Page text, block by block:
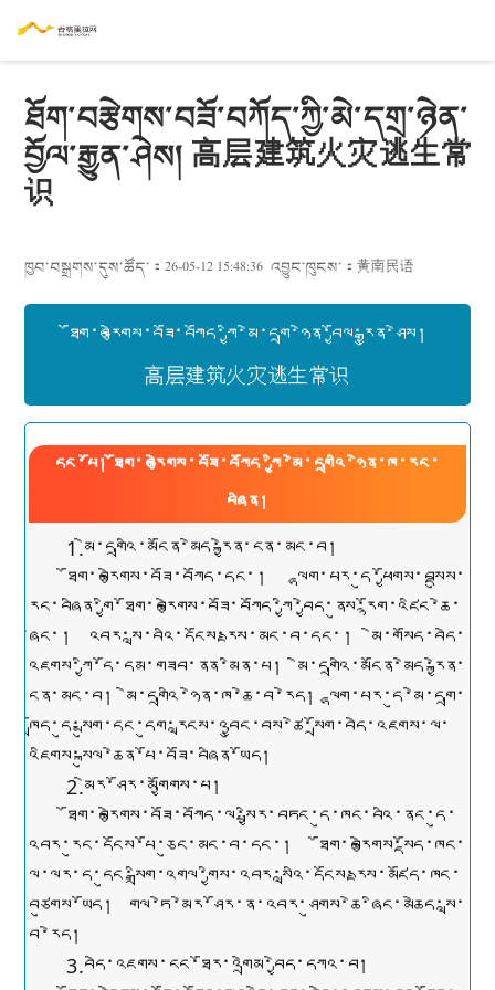
ཐོག་བརྩེགས་བཟོ་བཀོད་ཀྱི་མེ་དགྲ་ཉེན་
བྱོལ་རྒྱུན་ཤེས། 高层建筑火灾逃生常
识
ཁྱབ་བསྒྲགས་དུས་ཚོད་：26-05-12 15:48:36 འབྱུང་ཁུངས་： 黄南民语
ཐོག་བརྩེགས་བཟོ་བཀོད་ཀྱི་མེ་དགྲ་ཉེན་བྱོལ་རྒྱུན་ཤེས།
高层建筑火灾逃生常识
དང་པོ། ཐོག་བརྩེགས་བཟོ་བཀོད་ཀྱི་མེ་དགྲའི་ཉེན་ཁ་རང་
བཞིན།
1.མེ་དགྲའི་མངོན་མེད་རྐྱེན་ངན་མང་བ།
ཐོག་བརྩེགས་བཟོ་བཀོད་དང་། ལྷག་པར་དུ་ཕྱོགས་བསྡུས་
རང་བཞིན་གྱི་ཐོག་བརྩེགས་བཟོ་བཀོད་ཀྱི་བྱེད་ནུས་རྙོག་འཛིང་ཆེ་
ཞིང་། འབར་སླ་བའི་དངོས་རྫས་མང་བ་དང་། མེ་གསོད་བདེ་
འཇགས་ཀྱི་དོ་དམ་གཟབ་ནན་མིན་པ། མེ་དགྲའི་མངོན་མེད་རྐྱེན་
ངན་མང་བ། མེ་དགྲའི་ཉེན་ཁ་ཆེ་བ་རེད། ལྷག་པར་དུ་མེ་དགྲ་
ཁྲོད་དུ་སྨུག་དང་དུག་རླངས་འབྱུང་བས་ཚེ་སྲོག་བདེ་འཇགས་ལ་
འཇིགས་སྐུལ་ཆེན་པོ་བཟོ་བཞིན་ཡོད།
2.མེར་ཤོར་མགྱོགས་པ།
ཐོག་བརྩེགས་བཟོ་བཀོད་ལ་སྤྱིར་བཏང་དུ་ཁང་བའི་ནང་དུ་
འབར་རུང་དངོས་པོ་ཅུང་མང་བ་དང་། ཐོག་བརྩེགས་སྡོད་ཁང་
ལ་ལར་ད་དུང་སྒྲིག་འགལ་གྱིས་འབར་སླའི་དངོས་རྫས་མཛོད་ཁང་
བཙུགས་ཡོད། གལ་ཏེ་མེར་ཤོར་ན་འབར་ཤུགས་ཆེ་ཞིང་མཆེད་སླ་
བ་རེད།
3.བདེ་འཇགས་ངང་ཐོར་འགྲེམ་བྱེད་དཀའ་བ།